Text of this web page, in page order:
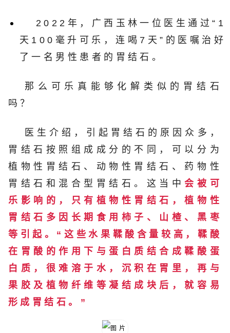
2022年，广西玉林一位医生通过“1
天100毫升可乐，连喝7天”的医嘱治好
了一名男性患者的胃结石。
那么可乐真能够化解类似的胃结石
吗？
医生介绍，引起胃结石的原因众多，
胃结石按照组成成分的不同，可以分为
植物性胃结石、动物性胃结石、药物性
胃结石和混合型胃结石。这当中会被可
乐影响的，只有植物性胃结石，植物性
胃结石多因长期食用柿子、山楂、黑枣
等引起。 “这些水果鞣酸含量较高，鞣酸
在胃酸的作用下与蛋白质结合成鞣酸蛋
白质，很难溶于水，沉积在胃里，再与
果胶及植物纤维等凝结成块后，就容易
形成胃结石。”